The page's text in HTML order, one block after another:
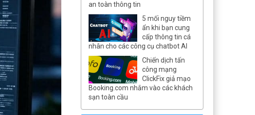
an toàn thông tin
5 mối nguy tiềm
ẩn khi bạn cung
cấp thông tin cá
nhân cho các công cụ chatbot AI
Chiến dịch tấn
công mạng
ClickFix giả mạo
Booking.com nhắm vào các khách
sạn toàn cầu